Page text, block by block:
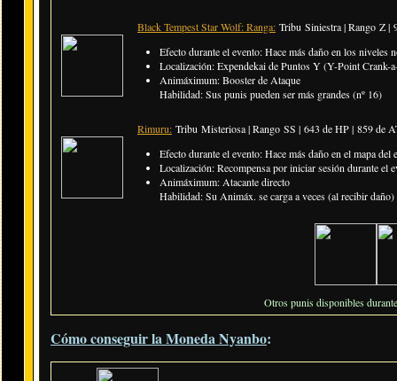
Black Tempest Star Wolf: Ranga: Tribu Siniestra | Rango Z |
Efecto durante el evento: Hace más daño en los niveles
Localización: Expendekai de Puntos Y (Y-Point Crank-
Animáximum: Booster de Ataque
Habilidad: Sus punis pueden ser más grandes (nº 16)
Rimuru: Tribu Misteriosa | Rango SS | 643 de HP | 859 de
Efecto durante el evento: Hace más daño en el mapa del
Localización: Recompensa por iniciar sesión durante el
Animáximum: Atacante directo
Habilidad: Su Animáx. se carga a veces (al recibir daño)
Otros punis disponibles
Cómo conseguir la Moneda Nyanbo: